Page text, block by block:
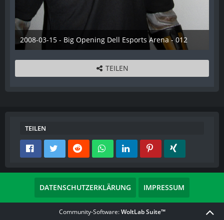
2008-03-15 - Big Opening Dell Esports Arena - 012
28. Dezember 2012
TEILEN
TEILEN
DATENSCHUTZERKLÄRUNG IMPRESSUM
Community-Software:WoltLab Suite™